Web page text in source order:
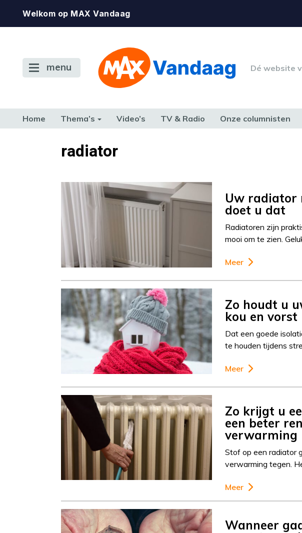
Welkom op MAX Vandaag
menu Dé website
Home Thema’s Video’s TV & Radio Onze columnisten
TERUG NAAR TOENradiator
Uw radiator
doet u dat
Radiatoren zijn
mooi om te zien.
Meer
Zo houdt u
kou en vorst
Dat een goede
te houden tijdens
Meer
Zo krijgt u
een beter
verwarming
Stof op een radiator
verwarming tegen.
Meer
Wanneer